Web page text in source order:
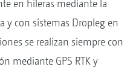
en hileras mediante la
y con sistemas Dropleg en
se realizan siempre con
mediante GPS RTK y